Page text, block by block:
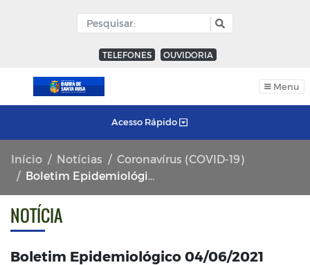
TELEFONES OUVIDORIA
Menu
Acesso Rápido
Início Notícias
Coronavírus (COVID-19)
Boletim Epidemiológico 04/06/2021
NOTÍCIA
Boletim Epidemiológico 04/06/2021